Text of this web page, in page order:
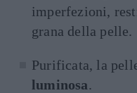
imperfezioni,
grana della pelle.
Purificata, la
luminosa.